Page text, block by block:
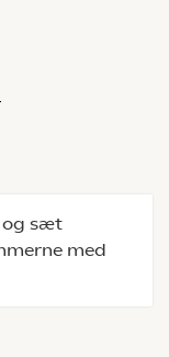
og sæt
med